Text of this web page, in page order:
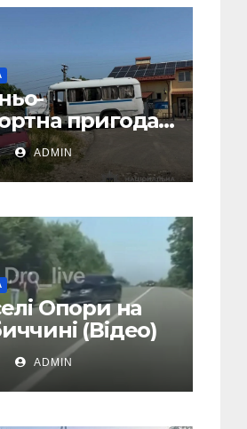
пригода
на
ADMIN
Опори на
(Відео)
ADMIN